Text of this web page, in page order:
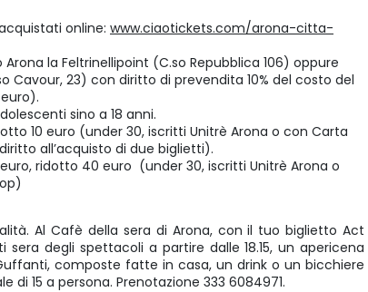
online: www.ciaotickets.com/arona-citta-
la Feltrinellipoint (C.so Repubblica 106) oppure
Cavour, 23) con diritto di prevendita 10% del costo del
sino a 18 anni.
10 euro (under 30, iscritti Unitrè Arona o con Carta
all’acquisto di due biglietti).
ridotto 40 euro (under 30, iscritti Unitrè Arona o
Al Cafè della sera di Arona, con il tuo biglietto Act
sera degli spettacoli a partire dalle 18.15, un apericena
composte fatte in casa, un drink o un bicchiere
di 15 a persona. Prenotazione 333 6084971.